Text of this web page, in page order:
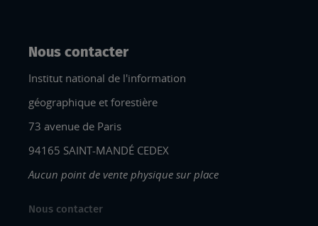
Nous contacter
Institut national de l'information
géographique et forestière
73 avenue de Paris
94165 SAINT-MANDÉ CEDEX
Aucun point de vente physique sur place
Nous contacter